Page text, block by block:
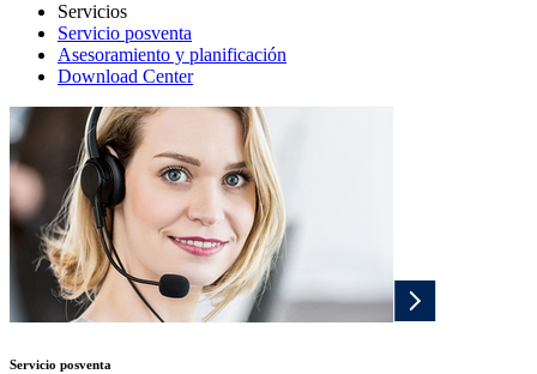
Servicios
Servicio posventa
Asesoramiento y planificación
Download Center
Servicio posventa